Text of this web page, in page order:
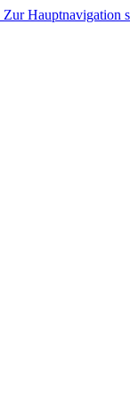
Zur Hauptnavigation